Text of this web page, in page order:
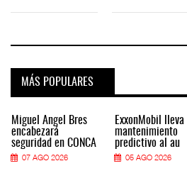
MÁS POPULARES
Miguel Ángel Bres
encabezará
seguridad en CONCA
07 AGO 2026
ExxonMobil lleva
mantenimiento
predictivo al au
05 AGO 2026